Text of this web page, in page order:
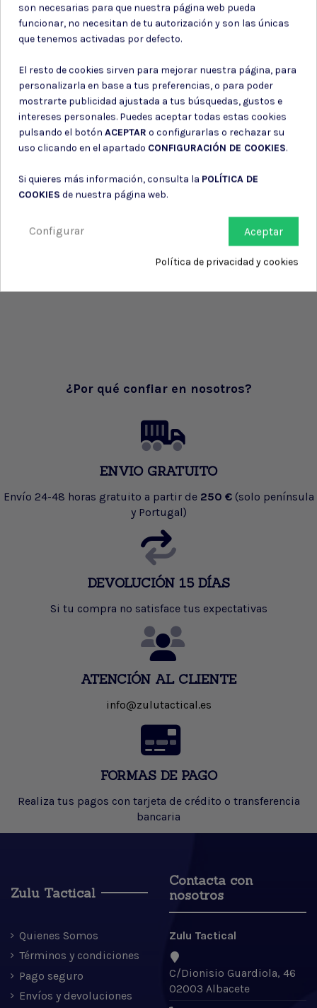
Consiento el uso de mis datos para los fines indicados en la
Política de privacidad
Consiento el uso de mis datos personales para recibir publicidad
de su entidad.
¿Por qué confiar en nosotros?
ENVIO GRATUITO
Envío 24-48 horas gratuito a partir de 250 € (solo península
y Portugal)
DEVOLUCIÓN 15 DÍAS
Si tu compra no satisface tus expectativas
ATENCIÓN AL CLIENTE
info@zulutactical.es
FORMAS DE PAGO
Realiza tus pagos con tarjeta de crédito o transferencia
bancaria
Zulu Tactical
Quienes Somos
Términos y condiciones
Pago seguro
Envíos y devoluciones
Contacta con
nosotros
Zulu Tactical
C/Dionisio Guardiola, 46
02003 Albacete
son necesarias para que nuestra página web pueda
funcionar, no necesitan de tu autorización y son las únicas
que tenemos activadas por defecto.
El resto de cookies sirven para mejorar nuestra página, para
personalizarla en base a tus preferencias, o para poder
mostrarte publicidad ajustada a tus búsquedas, gustos e
intereses personales. Puedes aceptar todas estas cookies
pulsando el botón ACEPTAR o configurarlas o rechazar su
uso clicando en el apartado CONFIGURACIÓN DE COOKIES.
Si quieres más información, consulta la POLÍTICA DE
COOKIES de nuestra página web.
Aceptar
Configurar
Política de privacidad y cookies